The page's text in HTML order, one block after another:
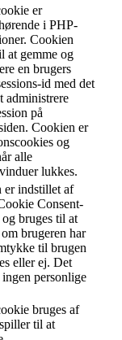
er
i PHP-
Cookien
at gemme og
en brugers
id med det
administrere
på
Cookien er
og
alle
lukkes.
er indstillet af
Consent-
bruges til at
brugeren har
til brugen
eller ej. Det
ingen personlige
bruges af
til at